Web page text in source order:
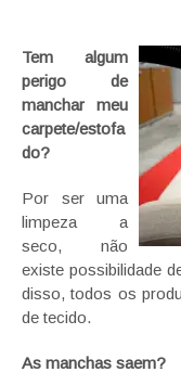
Tem algum
perigo de
manchar meu
carpete/estofa
do?
Por ser uma
limpeza a
seco, não
existe possibilidade
disso, todos os
de tecido.
As manchas saem?